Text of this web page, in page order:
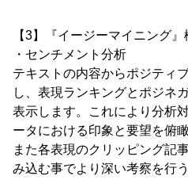
【3】『イージーマイニング
・センチメント分析
テキストの内容からポジティ
し、表現ランキングとポジネ
表示します。これにより分析
ータにおける印象と要望を俯
また各表現のクリッピング記
み込む事でより深い考察を行